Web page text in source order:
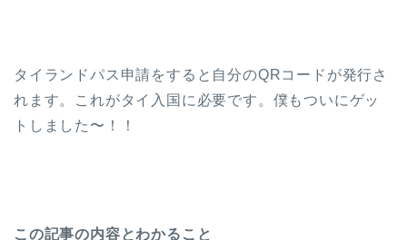
タイランドパス申請をすると自分のQRコードが発行さ
れます。これがタイ入国に必要です。僕もついにゲッ
トしました〜！！
この記事の内容とわかること